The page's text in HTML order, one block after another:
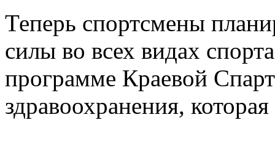
Теперь спортсмены
силы во всех видах
программе Краевой
здравоохранения,